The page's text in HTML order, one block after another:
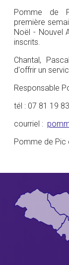
Pomme de
première
Noël - Nouvel
inscrits.
Chantal,
d'offrir un
Responsable
tél : 07 81 19
courriel :
Pomme de Pic